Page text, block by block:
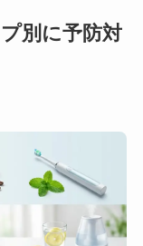
別に予防対